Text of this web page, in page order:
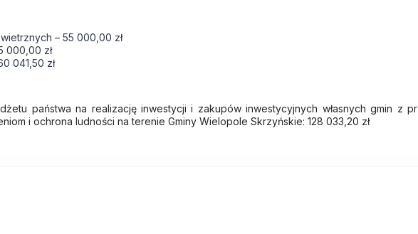
– 55 000,00 zł
000,00 zł
041,50 zł
państwa na realizację inwestycji i zakupów inwestycyjnych własnych gmin z
i ochrona ludności na terenie Gminy Wielopole Skrzyńskie: 128 033,20 zł